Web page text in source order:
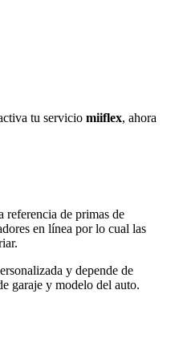
tu servicio miiflex, ahora
referencia de primas de
en línea por lo cual las
y depende de
garaje y modelo del auto.